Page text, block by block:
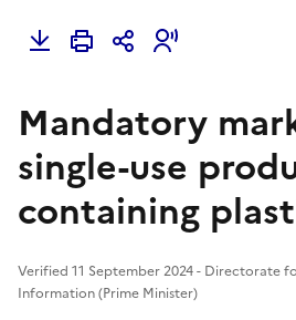
Mandatory
single-use
containing
Verified 11 September 2024 - Directorate
Information (Prime Minister)